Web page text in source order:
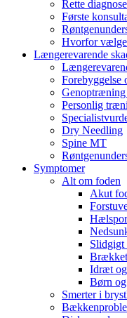
Rette
Første
Hvorfor
Længerevarende
Forebyggelse
Genoptræning
Personlig
Dry Needling
Spine MT
Symptomer
Alt om foden
Akut
Slidgigt
Idræt
Børn
Smerter i